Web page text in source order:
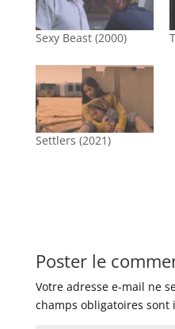
Sexy Beast (2000)
Settlers (2021)
Poster le
Votre adresse e-mail ne
champs obligatoires sont